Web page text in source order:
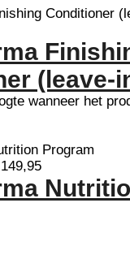
(leave-
wanneer het